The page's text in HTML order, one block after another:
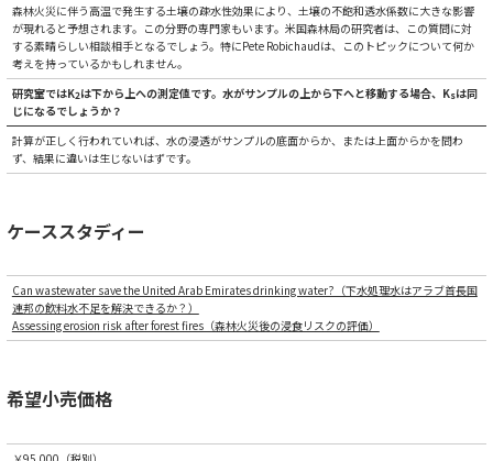
森林火災に伴う高温で発生する土壌の疎水性効果により、土壌の不飽和透水係数に大きな影響
が現れると予想されます。この分野の専門家もいます。米国森林局の研究者は、この質問に対
する素晴らしい相談相手となるでしょう。特にPete Robichaudは、このトピックについて何か
考えを持っているかもしれません。
研究室ではK2は下から上への測定値です。水がサンプルの上から下へと移動する場合、Ksは同
じになるでしょうか？
計算が正しく行われていれば、水の浸透がサンプルの底面からか、または上面からかを問わ
ず、結果に違いは生じないはずです。
ケーススタディー
Can wastewater save the United Arab Emirates drinking water?（下水処理水はアラブ首長国
連邦の飲料水不足を解決できるか？）
Assessing erosion risk after forest fires（森林火災後の浸食リスクの評価）
希望小売価格